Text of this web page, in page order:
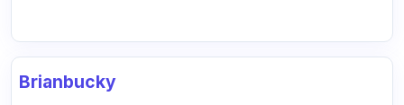
Brianbucky